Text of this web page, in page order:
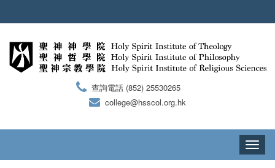
查詢電話 (852) 25530265
college@hsscol.org.hk
Toggle